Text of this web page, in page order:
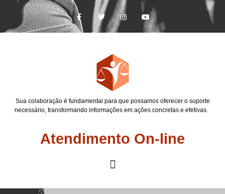
Sua colaboração é fundamental para que possamos oferecer o suporte
necessário, transformando informações em ações concretas e efetivas.
Atendimento On-line